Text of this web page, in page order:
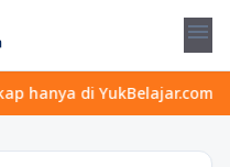
menu
di YukBelajar.com.